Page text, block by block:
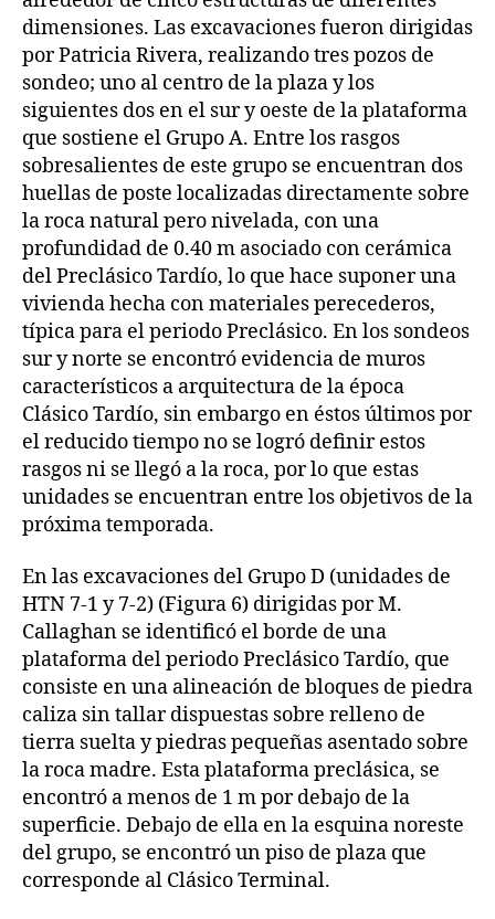
dimensiones. Las excavaciones fueron dirigidas
por Patricia Rivera, realizando tres pozos de
sondeo; uno al centro de la plaza y los
siguientes dos en el sur y oeste de la plataforma
que sostiene el Grupo A. Entre los rasgos
sobresalientes de este grupo se encuentran dos
huellas de poste localizadas directamente sobre
la roca natural pero nivelada, con una
profundidad de 0.40 m asociado con cerámica
del Preclásico Tardío, lo que hace suponer una
vivienda hecha con materiales perecederos,
típica para el periodo Preclásico. En los sondeos
sur y norte se encontró evidencia de muros
característicos a arquitectura de la época
Clásico Tardío, sin embargo en éstos últimos por
el reducido tiempo no se logró definir estos
rasgos ni se llegó a la roca, por lo que estas
unidades se encuentran entre los objetivos de la
próxima temporada.
En las excavaciones del Grupo D (unidades de
HTN 7-1 y 7-2) (Figura 6) dirigidas por M.
Callaghan se identificó el borde de una
plataforma del periodo Preclásico Tardío, que
consiste en una alineación de bloques de piedra
caliza sin tallar dispuestas sobre relleno de
tierra suelta y piedras pequeñas asentado sobre
la roca madre. Esta plataforma preclásica, se
encontró a menos de 1 m por debajo de la
superficie. Debajo de ella en la esquina noreste
del grupo, se encontró un piso de plaza que
corresponde al Clásico Terminal.